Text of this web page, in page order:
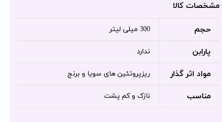
مشخصات کالا
حجم 300 میلی لیتر
پارابن ندارد
مواد اثر گذار ریزپروتئین های سویا و برنج
مناسب نازک و کم پشت